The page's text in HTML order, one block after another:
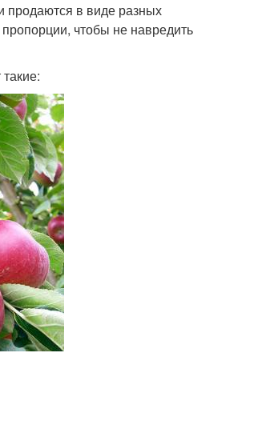
продаются в виде разных
чтобы не навредить